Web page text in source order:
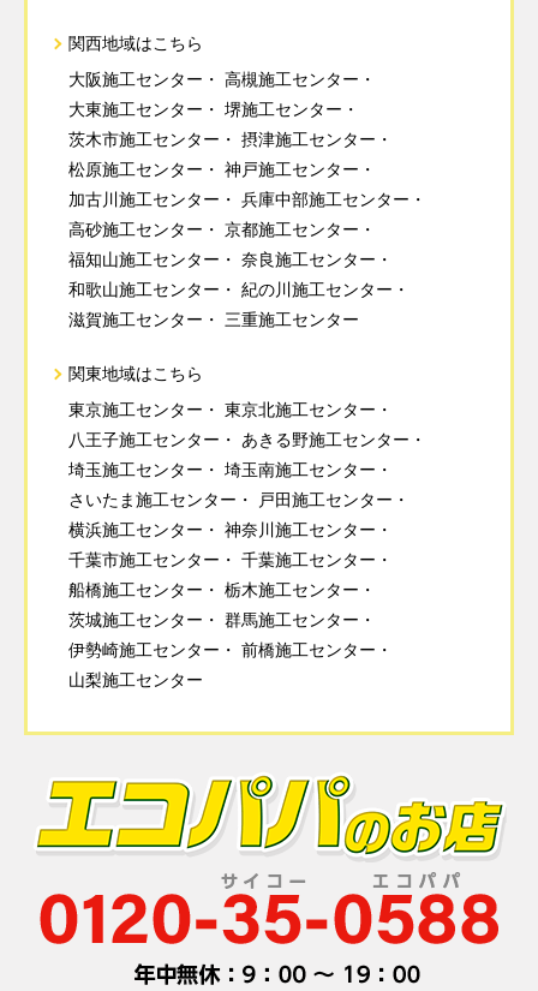
関西地域はこちら
大阪施工センター
高槻施工センター
大東施工センター
堺施工センター
茨木市施工センター
摂津施工センター
松原施工センター
神戸施工センター
加古川施工センター
兵庫中部施工センター
高砂施工センター
京都施工センター
福知山施工センター
奈良施工センター
和歌山施工センター
紀の川施工センター
滋賀施工センター
三重施工センター
関東地域はこちら
東京施工センター
東京北施工センター
八王子施工センター
あきる野施工センター
埼玉施工センター
埼玉南施工センター
さいたま施工センター
戸田施工センター
横浜施工センター
神奈川施工センター
千葉市施工センター
千葉施工センター
船橋施工センター
栃木施工センター
茨城施工センター
群馬施工センター
伊勢崎施工センター
前橋施工センター
山梨施工センター